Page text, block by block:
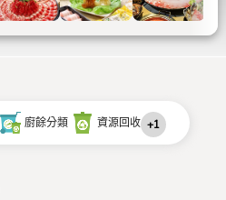
廚餘分類 資源回收 +1